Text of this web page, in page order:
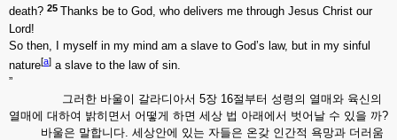
death? 25 Thanks be to God, who delivers me through Jesus Christ our
Lord!
So then, I myself in my mind am a slave to God’s law, but in my sinful
nature[a] a slave to the law of sin.
”
그러한 바울이 갈라디아서 5장 16절부터 성령의 열매와 육신의
열매에 대하여 밝히면서 어떻게 하면 세상 법 아래에서 벗어날 수 있을 까?
바울은 말합니다. 세상안에 있는 자들은 온갖 인간적 욕망과 더러움